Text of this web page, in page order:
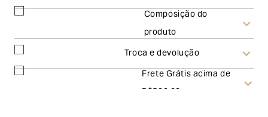
Composição do
produto
Troca e devolução
Frete Grátis acima de
R$500,00